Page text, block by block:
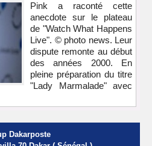
Pink a raconté cette
anecdote sur le plateau
de "Watch What Happens
Live". © photo news. Leur
dispute remonte au début
des années 2000. En
pleine préparation du titre
"Lady Marmalade" avec
Dakarposte